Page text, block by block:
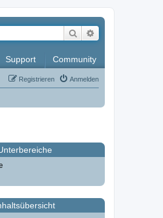
Suche
Support Community
Anmelden
Registrieren